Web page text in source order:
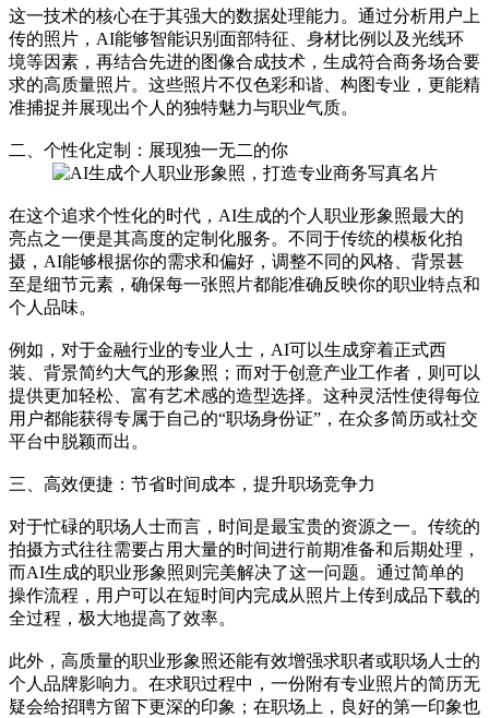
这一技术的核心在于其强大的数据处理能力。通过分析用户上
传的照片，AI能够智能识别面部特征、身材比例以及光线环
境等因素，再结合先进的图像合成技术，生成符合商务场合要
求的高质量照片。这些照片不仅色彩和谐、构图专业，更能精
准捕捉并展现出个人的独特魅力与职业气质。
二、个性化定制：展现独一无二的你
在这个追求个性化的时代，AI生成的个人职业形象照最大的
亮点之一便是其高度的定制化服务。不同于传统的模板化拍
摄，AI能够根据你的需求和偏好，调整不同的风格、背景甚
至是细节元素，确保每一张照片都能准确反映你的职业特点和
个人品味。
例如，对于金融行业的专业人士，AI可以生成穿着正式西
装、背景简约大气的形象照；而对于创意产业工作者，则可以
提供更加轻松、富有艺术感的造型选择。这种灵活性使得每位
用户都能获得专属于自己的“职场身份证”，在众多简历或社交
平台中脱颖而出。
三、高效便捷：节省时间成本，提升职场竞争力
对于忙碌的职场人士而言，时间是最宝贵的资源之一。传统的
拍摄方式往往需要占用大量的时间进行前期准备和后期处理，
而AI生成的职业形象照则完美解决了这一问题。通过简单的
操作流程，用户可以在短时间内完成从照片上传到成品下载的
全过程，极大地提高了效率。
此外，高质量的职业形象照还能有效增强求职者或职场人士的
个人品牌影响力。在求职过程中，一份附有专业照片的简历无
疑会给招聘方留下更深的印象；在职场上，良好的第一印象也